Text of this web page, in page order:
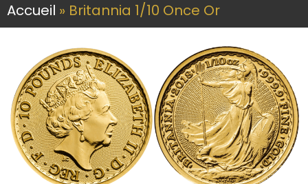
Accueil » Britannia 1/10 Once Or